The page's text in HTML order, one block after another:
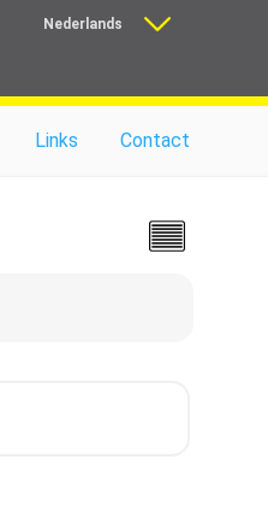
Nederlands
Links Contact